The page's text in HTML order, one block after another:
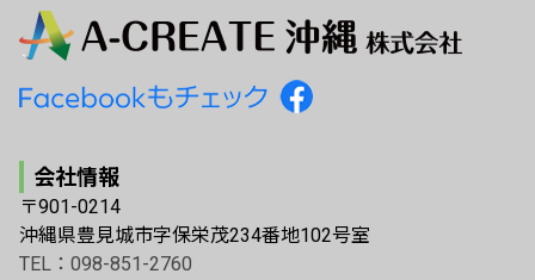
会社情報
〒901-0214
沖縄県豊見城市字保栄茂234番地102号室
TEL：098-851-2760